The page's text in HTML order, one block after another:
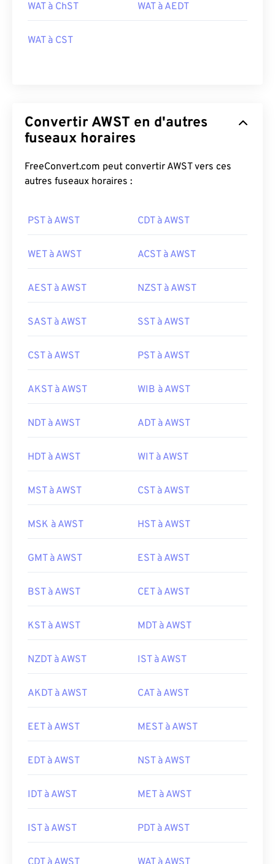
WAT à ChST WAT à AEDT
WAT à CST
Convertir AWST en d'autres
fuseaux horaires
FreeConvert.com peut convertir AWST vers ces
autres fuseaux horaires :
PST à AWST CDT à AWST
WET à AWST ACST à AWST
AEST à AWST NZST à AWST
SAST à AWST SST à AWST
CST à AWST PST à AWST
AKST à AWST WIB à AWST
NDT à AWST ADT à AWST
HDT à AWST WIT à AWST
MST à AWST CST à AWST
MSK à AWST HST à AWST
GMT à AWST EST à AWST
BST à AWST CET à AWST
KST à AWST MDT à AWST
NZDT à AWST IST à AWST
AKDT à AWST CAT à AWST
EET à AWST MEST à AWST
EDT à AWST NST à AWST
IDT à AWST MET à AWST
IST à AWST PDT à AWST